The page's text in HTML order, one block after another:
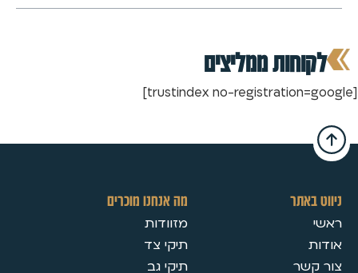
לקוחות ממליצים
[trustindex no-registration=google]
ניווט באתר
ראשי
אודות
צור קשר
מה אנחנו מוכרים
מזוודות
תיקי צד
תיקי גב